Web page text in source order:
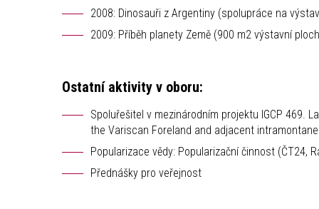
2008: Dinosauři z Argentiny (spolupráce na
2009: Příběh planety Země (900 m2 výstavní
Ostatní aktivity v oboru:
Spoluřešitel v mezinárodním projektu IGCP 469.
the Variscan Foreland and adjacent
Popularizace vědy: Popularizační činnost (ČT24,
Přednášky pro veřejnost